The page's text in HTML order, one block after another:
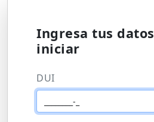
Ingresa tus
iniciar
DUI